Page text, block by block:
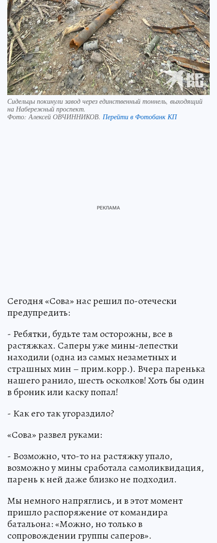
Сидельцы покинули завод через единственный тоннель, выходящий
на Набережный проспект.
Фото:Алексей ОВЧИННИКОВ. Перейти в Фотобанк КП
Сегодня «Сова» нас решил по-отечески
предупредить:
- Ребятки, будьте там осторожны, все в
растяжках. Саперы уже мины-лепестки
находили (одна из самых незаметных и
страшных мин – прим.корр.). Вчера паренька
нашего ранило, шесть осколков! Хоть бы один
в броник или каску попал!
- Как его так угораздило?
«Сова» развел руками:
- Возможно, что-то на растяжку упало,
возможно у мины сработала самоликвидация,
парень к ней даже близко не подходил.
Мы немного напряглись, и в этот момент
пришло распоряжение от командира
батальона: «Можно, но только в
сопровождении группы саперов».